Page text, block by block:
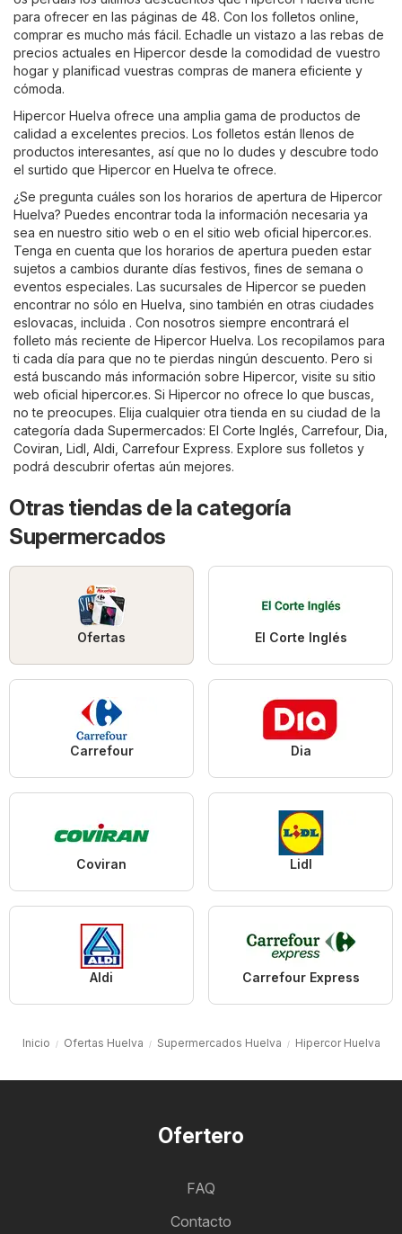
para ofrecer en las páginas de 48. Con los folletos online,
comprar es mucho más fácil. Echadle un vistazo a las rebas de
precios actuales en Hipercor desde la comodidad de vuestro
hogar y planificad vuestras compras de manera eficiente y
cómoda.
Hipercor Huelva ofrece una amplia gama de productos de
calidad a excelentes precios. Los folletos están llenos de
productos interesantes, así que no lo dudes y descubre todo
el surtido que Hipercor en Huelva te ofrece.
¿Se pregunta cuáles son los horarios de apertura de Hipercor
Huelva? Puedes encontrar toda la información necesaria ya
sea en nuestro sitio web o en el sitio web oficial hipercor.es.
Tenga en cuenta que los horarios de apertura pueden estar
sujetos a cambios durante días festivos, fines de semana o
eventos especiales. Las sucursales de Hipercor se pueden
encontrar no sólo en Huelva, sino también en otras ciudades
eslovacas, incluida . Con nosotros siempre encontrará el
folleto más reciente de Hipercor Huelva. Los recopilamos para
ti cada día para que no te pierdas ningún descuento. Pero si
está buscando más información sobre Hipercor, visite su sitio
web oficial hipercor.es. Si Hipercor no ofrece lo que buscas,
no te preocupes. Elija cualquier otra tienda en su ciudad de la
categoría dada Supermercados: El Corte Inglés Carrefour, Dia
Coviran Lidl Aldi Carrefour Express. Explore sus folletos y
podrá descubrir ofertas aún mejores.
Otras tiendas de la categoría
Supermercados
Ofertas El Corte Inglés
Carrefour Dia
Coviran Lidl
Aldi Carrefour Express
Inicio Ofertas Huelva Supermercados Huelva Hipercor Huelva
Ofertero
FAQ
Contacto